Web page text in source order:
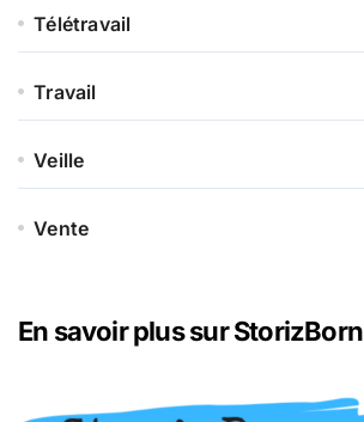
Télétravail
Travail
Veille
Vente
En savoir plus sur StorizBorn